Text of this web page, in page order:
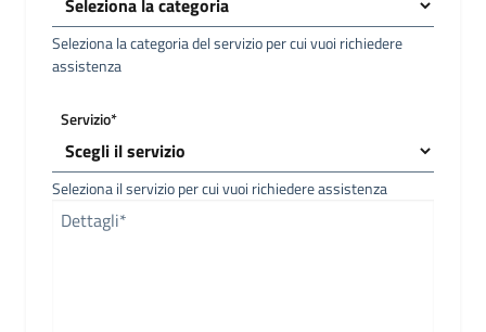
Seleziona la categoria del servizio per cui vuoi richiedere
assistenza
Servizio*
Seleziona il servizio per cui vuoi richiedere assistenza
Dettagli*